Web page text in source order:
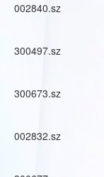
002840.sz
300497.sz
300673.sz
002832.sz